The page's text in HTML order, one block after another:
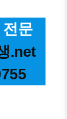
문
.net